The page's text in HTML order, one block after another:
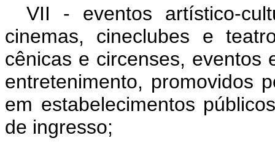
VII - eventos artístico-
cinemas, cineclubes e
cênicas e circenses, eventos
entretenimento, promovidos
em estabelecimentos
de ingresso;